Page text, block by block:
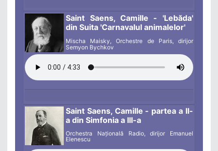
Saint Saens, Camille - 'Lebăda'
din Suita 'Carnavalul animalelor'
Mischa Maisky, Orchestre de Paris, dirijor
Semyon Bychkov
Saint Saens, Camille - partea a II-
a din Simfonia a III-a
Orchestra Națională Radio, dirijor Emanuel
Elenescu